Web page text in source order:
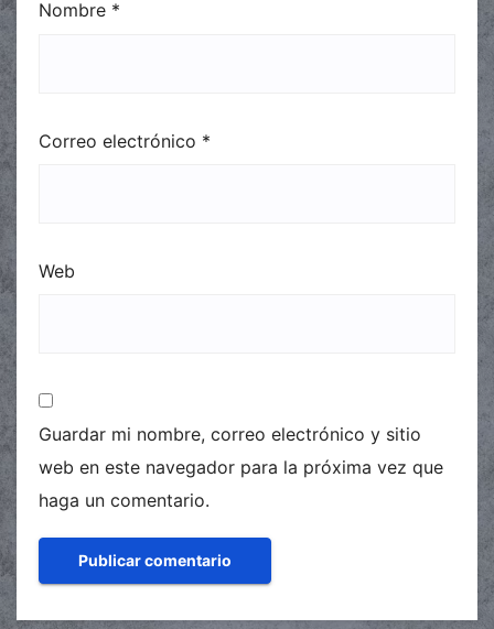
Nombre *
Correo electrónico *
Web
Guardar mi nombre, correo electrónico y sitio
web en este navegador para la próxima vez que
haga un comentario.